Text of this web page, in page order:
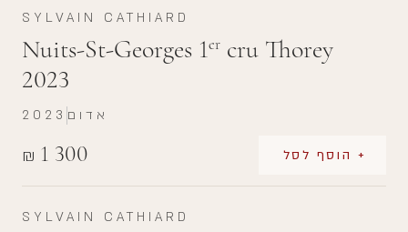
SYLVAIN CATHIARD
Nuits-St-Georges 1er cru Thorey
2023
₪ 1 300 + הוסף לסל
2023 אדום
SYLVAIN CATHIARD